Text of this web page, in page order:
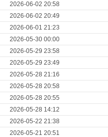
2026-06-02 20:58
2026-06-02 20:49
2026-06-01 21:23
2026-05-30 00:00
2026-05-29 23:58
2026-05-29 23:49
2026-05-28 21:16
2026-05-28 20:58
2026-05-28 20:55
2026-05-28 14:12
2026-05-22 21:38
2026-05-21 20:51